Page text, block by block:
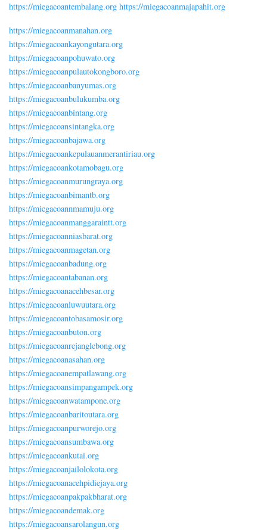
https://miegacoantembalang.org https://miegacoanmajapahit.org
https://miegacoanmanahan.org
https://miegacoankayongutara.org
https://miegacoanpohuwato.org
https://miegacoanpulautokongboro.org
https://miegacoanbanyumas.org
https://miegacoanbulukumba.org
https://miegacoanbintang.org
https://miegacoansintangka.org
https://miegacoanbajawa.org
https://miegacoankepulauanmerantiriau.org
https://miegacoankotamobagu.org
https://miegacoanmurungraya.org
https://miegacoanbimantb.org
https://miegacoannmamuju.org
https://miegacoanmanggaraintt.org
https://miegacoanniasbarat.org
https://miegacoanmagetan.org
https://miegacoanbadung.org
https://miegacoantabanan.org
https://miegacoanacehbesar.org
https://miegacoanluwuutara.org
https://miegacoantobasamosir.org
https://miegacoanbuton.org
https://miegacoanrejanglebong.org
https://miegacoanasahan.org
https://miegacoanempatlawang.org
https://miegacoansimpangampek.org
https://miegacoanwatampone.org
https://miegacoanbaritoutara.org
https://miegacoanpurworejo.org
https://miegacoansumbawa.org
https://miegacoankutai.org
https://miegacoanjailolokota.org
https://miegacoanacehpidiejaya.org
https://miegacoanpakpakbharat.org
https://miegacoandemak.org
https://miegacoansarolangun.org